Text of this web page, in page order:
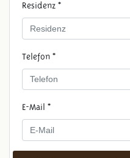
Residenz *
Telefon *
E-Mail *